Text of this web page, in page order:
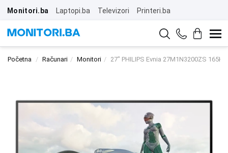
Monitori.ba Laptopi.ba Televizori Printeri.ba
Početna Računari Monitori 27" PHILIPS Evnia 27M1N3200ZS